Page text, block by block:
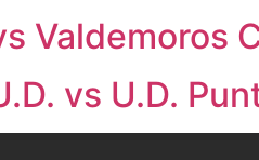
Valdemoros
vs U.D.